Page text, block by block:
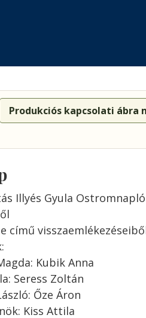
Produkciós kapcsolati ábra
Illyés Gyula
című
Kubik Anna
Seress Zoltán
Őze Áron
Kiss Attila